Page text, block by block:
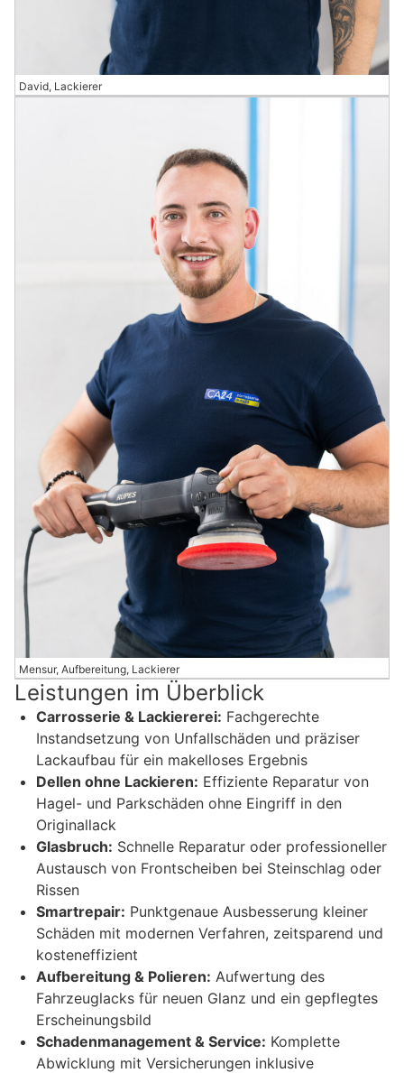
David, Lackierer
Mensur, Aufbereitung, Lackierer
Leistungen im Überblick
Carrosserie & Lackiererei: Fachgerechte
Instandsetzung von Unfallschäden und präziser
Lackaufbau für ein makelloses Ergebnis
Dellen ohne Lackieren: Effiziente Reparatur von
Hagel- und Parkschäden ohne Eingriff in den
Originallack
Glasbruch: Schnelle Reparatur oder professioneller
Austausch von Frontscheiben bei Steinschlag oder
Rissen
Smartrepair: Punktgenaue Ausbesserung kleiner
Schäden mit modernen Verfahren, zeitsparend und
kosteneffizient
Aufbereitung & Polieren: Aufwertung des
Fahrzeuglacks für neuen Glanz und ein gepflegtes
Erscheinungsbild
Schadenmanagement & Service: Komplette
Abwicklung mit Versicherungen inklusive